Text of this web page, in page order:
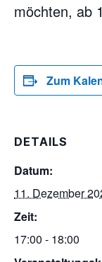
möchten, ab
Zum
DETAILS
Datum:
11. Dezember
Zeit:
17:00 - 18:00